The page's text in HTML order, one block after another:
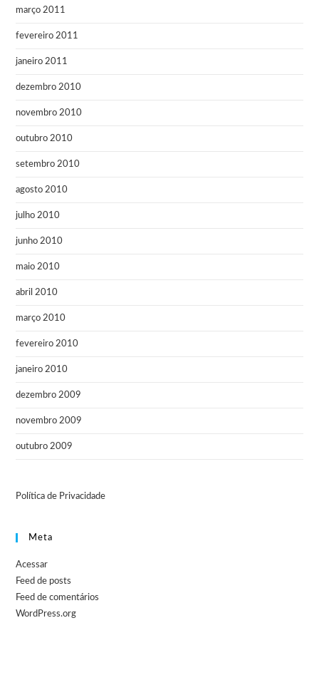
março 2011
fevereiro 2011
janeiro 2011
dezembro 2010
novembro 2010
outubro 2010
setembro 2010
agosto 2010
julho 2010
junho 2010
maio 2010
abril 2010
março 2010
fevereiro 2010
janeiro 2010
dezembro 2009
novembro 2009
outubro 2009
Política de Privacidade
Meta
Acessar
Feed de posts
Feed de comentários
WordPress.org